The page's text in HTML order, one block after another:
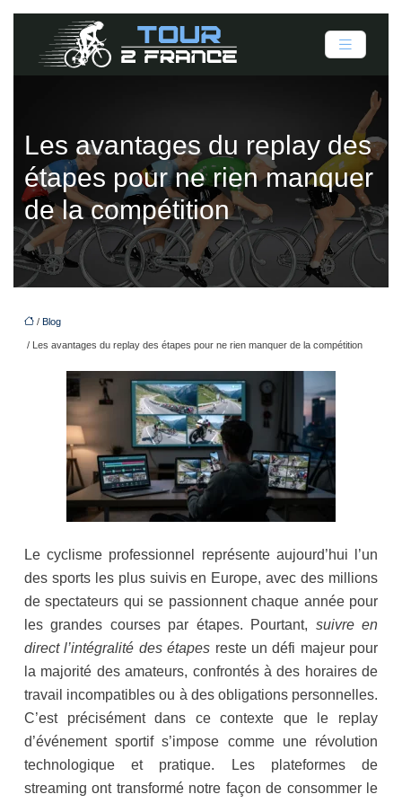
Les avantages du replay des
étapes pour ne rien manquer
de la compétition
/ Blog
/ Les avantages du replay des étapes pour ne rien manquer de la compétition
Le cyclisme professionnel représente aujourd’hui l’un
des sports les plus suivis en Europe, avec des millions
de spectateurs qui se passionnent chaque année pour
les grandes courses par étapes. Pourtant, suivre en
direct l’intégralité des étapes reste un défi majeur pour
la majorité des amateurs, confrontés à des horaires de
travail incompatibles ou à des obligations personnelles.
C’est précisément dans ce contexte que le replay
d’événement sportif s’impose comme une révolution
technologique et pratique. Les plateformes de
streaming ont transformé notre façon de consommer le